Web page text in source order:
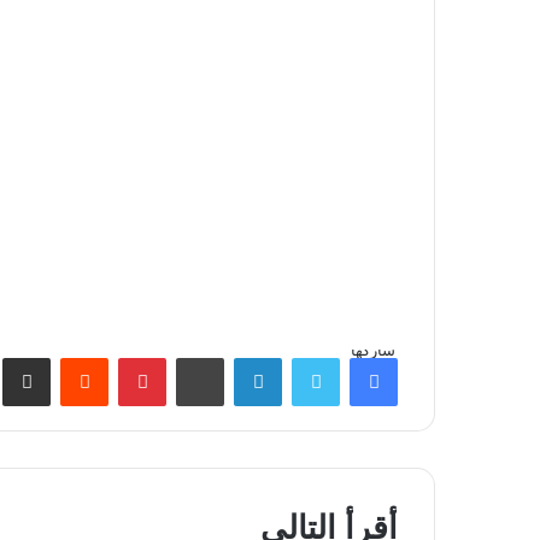
شاركهافيسبوك تويتر لينكدإن بينتيريست
أقرأ التالي